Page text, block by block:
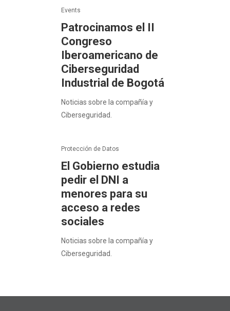
Events
Patrocinamos el II
Congreso
Iberoamericano de
Ciberseguridad
Industrial de Bogotá
Noticias sobre la compañía y
Ciberseguridad.
Protección de Datos
El Gobierno estudia
pedir el DNI a
menores para su
acceso a redes
sociales
Noticias sobre la compañía y
Ciberseguridad.